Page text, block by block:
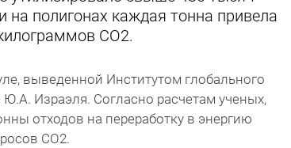
на полигонах каждая тонна привела
СО2.
выведенной Институтом глобального
Израэля. Согласно расчетам ученых,
отходов на переработку в энергию
СО2.